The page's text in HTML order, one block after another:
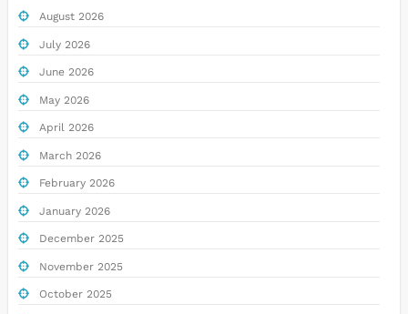
August 2026
July 2026
June 2026
May 2026
April 2026
March 2026
February 2026
January 2026
December 2025
November 2025
October 2025